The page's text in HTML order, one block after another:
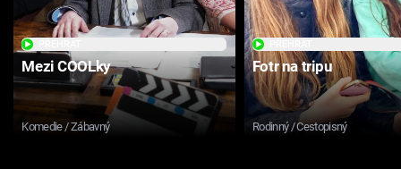
Mezi COOLky
Komedie / Zábavný
Fotr na tripu
Rodinný / Cestopisný